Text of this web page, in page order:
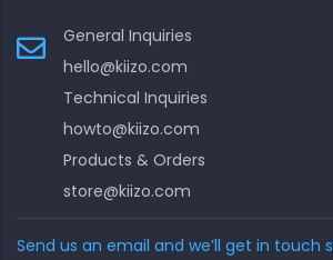
General Inquiries
hello@kiizo.com
Technical Inquiries
howto@kiizo.com
Products & Orders
store@kiizo.com
Send us an email and we’ll get in touch